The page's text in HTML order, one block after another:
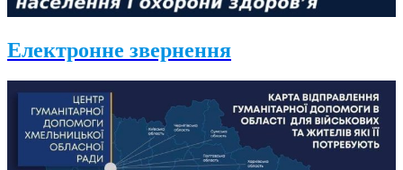
Електронне звернення